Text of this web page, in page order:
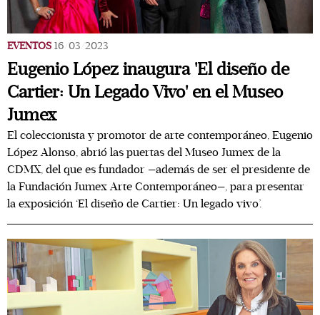
EVENTOS 16/03/2023
Eugenio López inaugura 'El diseño de
Cartier: Un Legado Vivo' en el Museo
Jumex
El coleccionista y promotor de arte contemporáneo, Eugenio
López Alonso, abrió las puertas del Museo Jumex de la
CDMX, del que es fundador —además de ser el presidente de
la Fundación Jumex Arte Contemporáneo—, para presentar
la exposición ‘El diseño de Cartier: Un legado vivo’.